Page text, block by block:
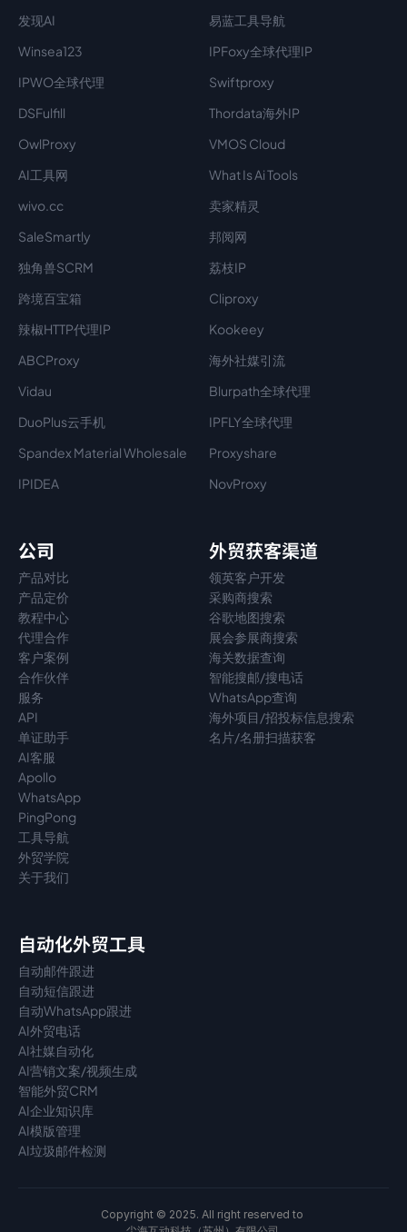
发现AI
易蓝工具导航
Winsea123
IPFoxy全球代理IP
IPWO全球代理
Swiftproxy
DSFulfill
Thordata海外IP
OwlProxy
VMOS Cloud
AI工具网
What Is Ai Tools
wivo.cc
卖家精灵
SaleSmartly
邦阅网
独角兽SCRM
荔枝IP
跨境百宝箱
Cliproxy
辣椒HTTP代理IP
Kookeey
ABCProxy
海外社媒引流
Vidau
Blurpath全球代理
DuoPlus云手机
IPFLY全球代理
Spandex Material Wholesale​
Proxyshare
IPIDEA
NovProxy
公司
产品对比
产品定价
教程中心
代理合作
客户案例
合作伙伴
服务
API
单证助手
AI客服
Apollo
WhatsApp
PingPong
工具导航
外贸学院
关于我们
外贸获客渠道
领英客户开发
采购商搜索
谷歌地图搜索
展会参展商搜索
海关数据查询
智能搜邮/搜电话
WhatsApp查询
海外项目/招投标信息搜索
名片/名册扫描获客
自动化外贸工具
自动邮件跟进
自动短信跟进
自动WhatsApp跟进
AI外贸电话
AI社媒自动化
AI营销文案/视频生成
智能外贸CRM
AI企业知识库
AI模版管理
AI垃圾邮件检测
Copyright © 2025. All right reserved to